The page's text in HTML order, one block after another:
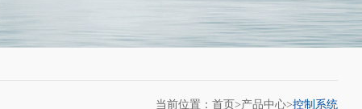
当前位置：首页>产品中心>控制系统